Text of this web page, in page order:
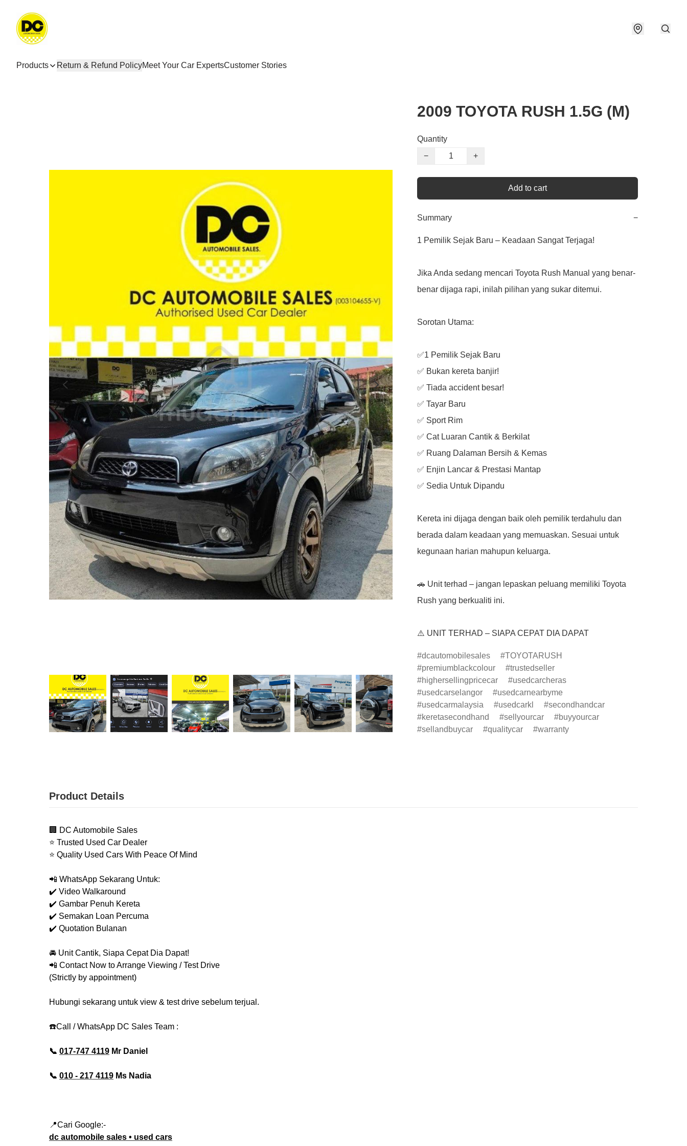
Products Return & Refund PolicyMeet Your Car ExpertsCustomer Stories
2009 TOYOTA RUSH 1.5G (M)
Quantity
−
+
Add to cart
Summary −
1 Pemilik Sejak Baru – Keadaan Sangat Terjaga!
Jika Anda sedang mencari Toyota Rush Manual yang benar-
benar dijaga rapi, inilah pilihan yang sukar ditemui.
Sorotan Utama:
✅1 Pemilik Sejak Baru
✅ Bukan kereta banjir!
✅ Tiada accident besar!
✅ Tayar Baru
✅ Sport Rim
✅ Cat Luaran Cantik & Berkilat
✅ Ruang Dalaman Bersih & Kemas
✅ Enjin Lancar & Prestasi Mantap
✅ Sedia Untuk Dipandu
Kereta ini dijaga dengan baik oleh pemilik terdahulu dan
berada dalam keadaan yang memuaskan. Sesuai untuk
kegunaan harian mahupun keluarga.
🚗 Unit terhad – jangan lepaskan peluang memiliki Toyota
Rush yang berkualiti ini.
⚠️ UNIT TERHAD – SIAPA CEPAT DIA DAPAT
dcautomobilesales
TOYOTARUSH
premiumblackcolour
trustedseller
highersellingpricecar
usedcarcheras
usedcarselangor
usedcarnearbyme
usedcarmalaysia
usedcarkl
secondhandcar
keretasecondhand
sellyourcar
buyyourcar
sellandbuycar
qualitycar warranty
Product Details
🏢 DC Automobile Sales
⭐ Trusted Used Car Dealer
⭐ Quality Used Cars With Peace Of Mind
📲 WhatsApp Sekarang Untuk:
✔️ Video Walkaround
✔️ Gambar Penuh Kereta
✔️ Semakan Loan Percuma
✔️ Quotation Bulanan
🚘 Unit Cantik, Siapa Cepat Dia Dapat!
📲 Contact Now to Arrange Viewing / Test Drive
(Strictly by appointment)
Hubungi sekarang untuk view & test drive sebelum terjual.
☎️Call / WhatsApp DC Sales Team :
📞 017-747 4119 Mr Daniel
📞 010 - 217 4119 Ms Nadia
📍Cari Google:-
dc automobile sales • used cars